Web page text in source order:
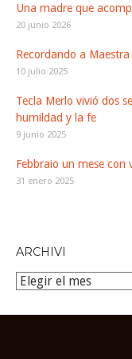
Una madre que
20 junio 2026
Recordando a Maestra
10 julio 2025
Tecla Merlo vivió dos
humildad y la fe
9 junio 2025
Febbraio un mese con
31 enero 2025
ARCHIVI
Archivi